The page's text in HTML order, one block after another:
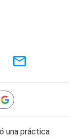
una práctica